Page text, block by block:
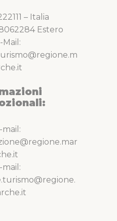
– Italia
Estero
Mail:
mail:
mail: